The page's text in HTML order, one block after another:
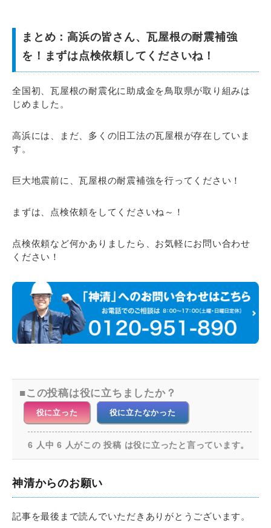
まとめ：高浜の皆さん、瓦屋根の耐震補強
を！まずは点検依頼してくださいね！
全国初、瓦屋根の耐震化に助成金を鳥取県が取り組みは
じめました。
高浜には、まだ、多くの旧工法の瓦屋根が存在していま
す。
巨大地震前に、瓦屋根の耐震補強を行ってください！
まずは、点検依頼をしてくださいね～！
点検依頼など何かありましたら、お気軽にお問い合わせ
ください！
この投稿は役に立ちましたか？
役に立った 役に立たなかった
6 人中 6 人がこの 投稿 は役に立ったと言っています。
神清からのお願い
記事を最後まで読んでいただきありがとうございます。